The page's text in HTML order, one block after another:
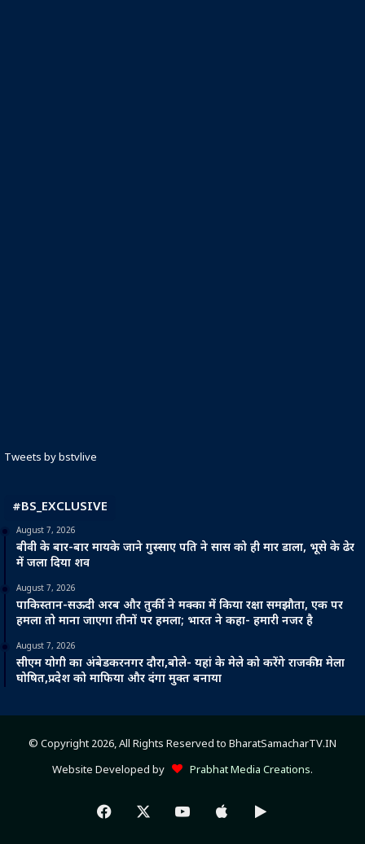
Tweets by bstvlive
#BS_EXCLUSIVE
August 7, 2026
बीवी के बार-बार मायके जाने गुस्साए पति ने सास को ही मार डाला, भूसे के ढेर
में जला दिया शव
August 7, 2026
पाकिस्तान-सऊदी अरब और तुर्की ने मक्का में किया रक्षा समझौता, एक पर
हमला तो माना जाएगा तीनों पर हमला; भारत ने कहा- हमारी नजर है
August 7, 2026
सीएम योगी का अंबेडकरनगर दौरा,बोले- यहां के मेले को करेंगे राजकीय मेला
घोषित,प्रदेश को माफिया और दंगा मुक्त बनाया
© Copyright 2026, All Rights Reserved to BharatSamacharTV.IN
Website Developed by
Prabhat Media Creations.
Facebook YouTubeAppleGoogle